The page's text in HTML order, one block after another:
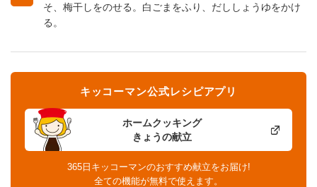
そ、梅干しをのせる。白ごまをふり、だししょうゆをかけ
る。
ホームクッキング
きょうの献立
キッコーマン公式レシピアプリ
365日キッコーマンのおすすめ献立をお届け!
全ての機能が無料で使えます。